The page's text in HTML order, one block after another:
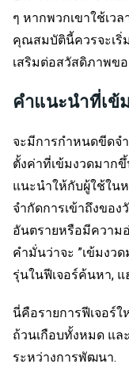
ๆ หากพวกเขาใช้เว
คุณสมบัตินี้ควรจะเริ่
เสริมต่อสวัสดิภาพขอ
คำแนะนำที่เข้
จะมีการกำหนดขีดจำ
ตั้งค่าที่เข้มงวดมาก
แนะนำให้กับผู้ใช้ใน
จำกัดการเข้าถึงขอ
อันตรายหรือมีความ
คำมั่นว่าจะ ”เข้มงว
รุ่นในฟีเจอร์ค้นหา,
นี่คือรายการฟีเจอร์ใ
ถ้วนเกือบทั้งหมด แล
ระหว่างการพัฒนา.